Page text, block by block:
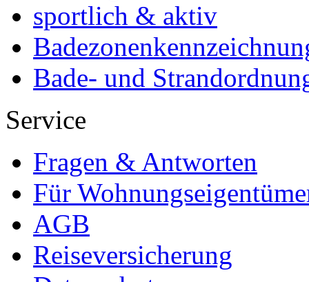
sportlich & aktiv
Bade- und
Service
Fragen & Antworten
Für
AGB
Reiseversicherung